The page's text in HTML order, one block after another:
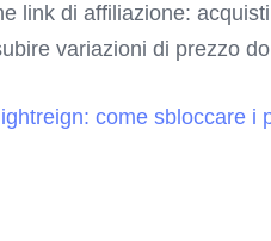
link di affiliazione:
variazioni di prezzo
come sbloccare i